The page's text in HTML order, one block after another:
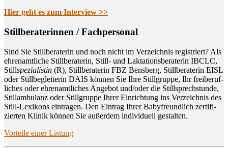
Hier geht es zum Interview >>
Still­be­ra­te­rin­nen / Fachpersonal
Sind Sie Still­be­ra­te­rin und noch nicht im Ver­zeich­nis regis­triert? Als
ehren­amt­li­che Still­be­ra­te­rin, Still- und Lak­ta­ti­ons­be­ra­te­rin IBCLC,
Stillspe­zia­lis­tin (R), Still­be­ra­te­rin FBZ Bens­berg, Still­be­ra­te­rin EISL
oder Still­be­glei­te­rin DAIS kön­nen Sie Ihre Still­grup­pe, Ihr frei­be­ruf­
li­ches oder ehren­amt­li­ches Ange­bot und/oder die Still­sprech­stun­de,
Still­am­bu­lanz oder Still­grup­pe Ihrer Ein­rich­tung ins Ver­zeich­nis des
Still-Lexi­kons ein­tra­gen. Den Ein­trag Ihrer Baby­freund­lich zer­ti­fi­
zier­ten Kli­nik kön­nen Sie außer­dem indi­vi­du­ell gestalten.
Vor­tei­le einer Listung